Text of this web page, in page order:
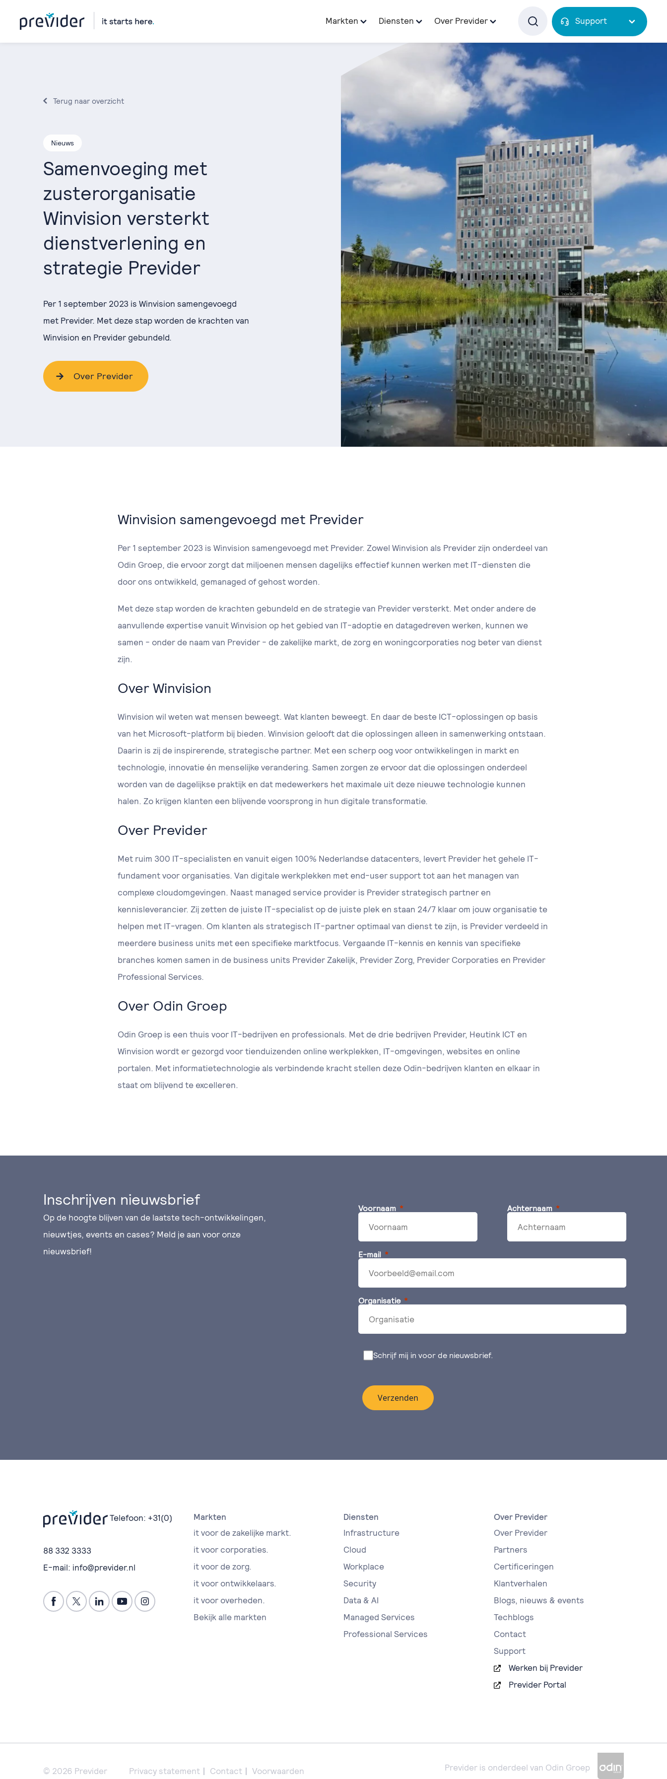
Markten Diensten Over Previder Support
Terug naar overzicht
Nieuws
Samenvoeging met
zusterorganisatie
Winvision versterkt
dienstverlening en
strategie Previder
Per 1 september 2023 is Winvision samengevoegd
met Previder. Met deze stap worden de krachten van
Winvision en Previder gebundeld.
Over Previder
Winvision samengevoegd met Previder
Per 1 september 2023 is Winvision samengevoegd met Previder. Zowel Winvision als Previder zijn onderdeel van
Odin Groep, die ervoor zorgt dat miljoenen mensen dagelijks effectief kunnen werken met IT-diensten die
door ons ontwikkeld, gemanaged of gehost worden.
Met deze stap worden de krachten gebundeld en de strategie van Previder versterkt. Met onder andere de
aanvullende expertise vanuit Winvision op het gebied van IT-adoptie en datagedreven werken, kunnen we
samen - onder de naam van Previder - de zakelijke markt, de zorg en woningcorporaties nog beter van dienst
zijn.
Over Winvision
Winvision wil weten wat mensen beweegt. Wat klanten beweegt. En daar de beste ICT-oplossingen op basis
van het Microsoft-platform bij bieden. Winvision gelooft dat die oplossingen alleen in samenwerking ontstaan.
Daarin is zij de inspirerende, strategische partner. Met een scherp oog voor ontwikkelingen in markt en
technologie, innovatie én menselijke verandering. Samen zorgen ze ervoor dat die oplossingen onderdeel
worden van de dagelijkse praktijk en dat medewerkers het maximale uit deze nieuwe technologie kunnen
halen. Zo krijgen klanten een blijvende voorsprong in hun digitale transformatie.
Over Previder
Met ruim 300 IT-specialisten en vanuit eigen 100% Nederlandse datacenters, levert Previder het gehele IT-
fundament voor organisaties. Van digitale werkplekken met end-user support tot aan het managen van
complexe cloudomgevingen. Naast managed service provider is Previder strategisch partner en
kennisleverancier. Zij zetten de juiste IT-specialist op de juiste plek en staan 24/7 klaar om jouw organisatie te
helpen met IT-vragen. Om klanten als strategisch IT-partner optimaal van dienst te zijn, is Previder verdeeld in
meerdere business units met een specifieke marktfocus. Vergaande IT-kennis en kennis van specifieke
branches komen samen in de business units Previder Zakelijk, Previder Zorg, Previder Corporaties en Previder
Professional Services.
Over Odin Groep
Odin Groep is een thuis voor IT-bedrijven en professionals. Met de drie bedrijven Previder, Heutink ICT en
Winvision wordt er gezorgd voor tienduizenden online werkplekken, IT-omgevingen, websites en online
portalen. Met informatietechnologie als verbindende kracht stellen deze Odin-bedrijven klanten en elkaar in
staat om blijvend te excelleren.
Inschrijven nieuwsbrief
Op de hoogte blijven van de laatste tech-ontwikkelingen,
nieuwtjes, events en cases? Meld je aan voor onze
nieuwsbrief!
Voornaam Achternaam
E-mail
Organisatie
Schrijf mij in voor de nieuwsbrief.
Verzenden
Telefoon: +31(0)
88 332 3333
E-mail: info@previder.nl
Markten
it voor de zakelijke markt.
it voor corporaties.
it voor de zorg.
it voor ontwikkelaars.
it voor overheden.
Bekijk alle markten
Diensten
Infrastructure
Cloud
Workplace
Security
Data & AI
Managed Services
Professional Services
Over Previder
Over Previder
Partners
Certificeringen
Klantverhalen
Blogs, nieuws & events
Techblogs
Contact
Support
Werken bij Previder
Previder Portal
© 2026 Previder Privacy statement Contact Voorwaarden Previder is onderdeel van Odin Groep